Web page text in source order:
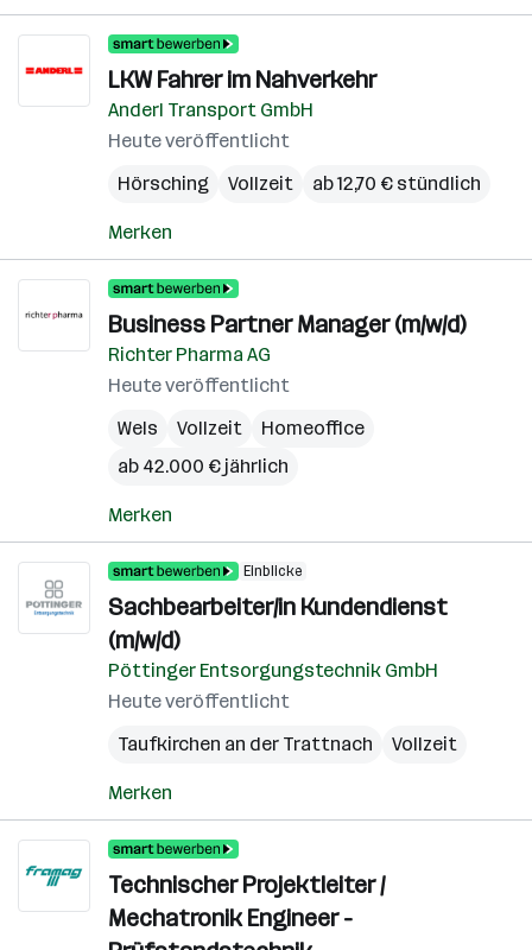
LKW Fahrer im Nahverkehr
Anderl Transport GmbH
Heute veröffentlicht
Hörsching
Vollzeit ab 12,70 € stündlich
Merken
Business Partner Manager (m/w/d)
Richter Pharma AG
Heute veröffentlicht
Wels
Vollzeit
Homeoffice
ab 42.000 € jährlich
Merken
Einblicke
Sachbearbeiter/in Kundendienst
(m/w/d)
Pöttinger Entsorgungstechnik GmbH
Heute veröffentlicht
Taufkirchen an der Trattnach
Vollzeit
Merken
Technischer Projektleiter /
Mechatronik Engineer -